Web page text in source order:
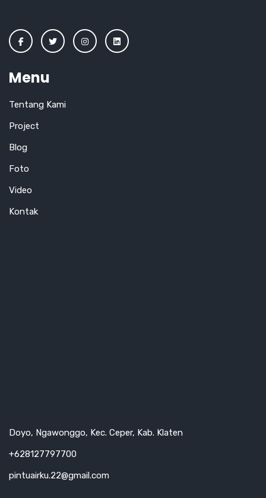
Menu
Tentang Kami
Project
Blog
Foto
Video
Kontak
Doyo, Ngawonggo, Kec. Ceper, Kab. Klaten
+628127797700
pintuairku.22@gmail.com